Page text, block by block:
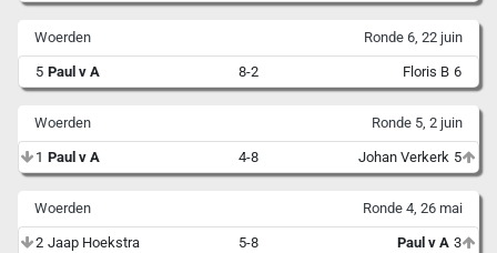
Woerden Ronde 6, 22 juin
5 Paul v A 8-2 Floris B 6
Woerden Ronde 5, 2 juin
1 Paul v A 4-8 Johan Verkerk 5
Woerden Ronde 4, 26 mai
2 Jaap Hoekstra 5-8 Paul v A 3